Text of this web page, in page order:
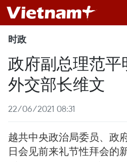
时政
政府副总理范
外交部长维文
22/06/2021 08:31
越共中央政治局委员、政
日会见前来礼节性拜会的